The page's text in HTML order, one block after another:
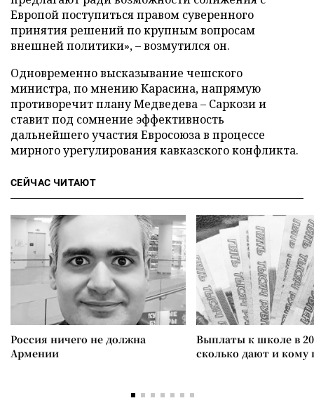
Европой поступиться правом суверенного
принятия решений по крупным вопросам
внешней политики», – возмутился он.
Одновременно высказывание чешского
министра, по мнению Карасина, напрямую
противоречит плану Медведева – Саркози и
ставит под сомнение эффективность
дальнейшего участия Евросоюза в процессе
мирного урегулирования кавказского конфликта.
СЕЙЧАС ЧИТАЮТ
Россия ничего не должна
Армении
Выплаты к школе в
сколько дают и